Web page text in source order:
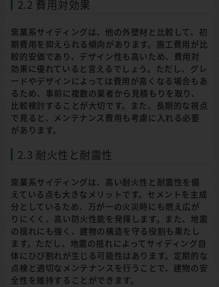
2.2 費用対効果
窯業系サイディングは、他の外壁材と比較して、初
期費用を抑えられる傾向があります。施工費用が比
較的安価であり、デザイン性も高いため、費用対
効果に優れていると言えるでしょう。ただし、グレ
ードやデザインによっては費用が高くなる場合もあ
るため、事前に複数の業者から見積もりを取り、
比較検討することが大切です。また、長期的な視点
で見ると、メンテナンス費用も考慮に入れる必要
があります。
2.3 耐火性と耐震性
窯業系サイディングは、高い耐火性と耐震性を備
えている点も大きなメリットです。セメントを主成
分としているため、万が一の火災時にも燃え広が
りにくく、高い防火性能を発揮します。また、地震
の揺れにも強く、建物の構造を守る役割も果たし
ます。ただし、地震の揺れによってサイディング自
体にひび割れが生じる可能性はあります。定期的な
点検と適切なメンテナンスを行うことで、建物の安
全性を維持することができます。